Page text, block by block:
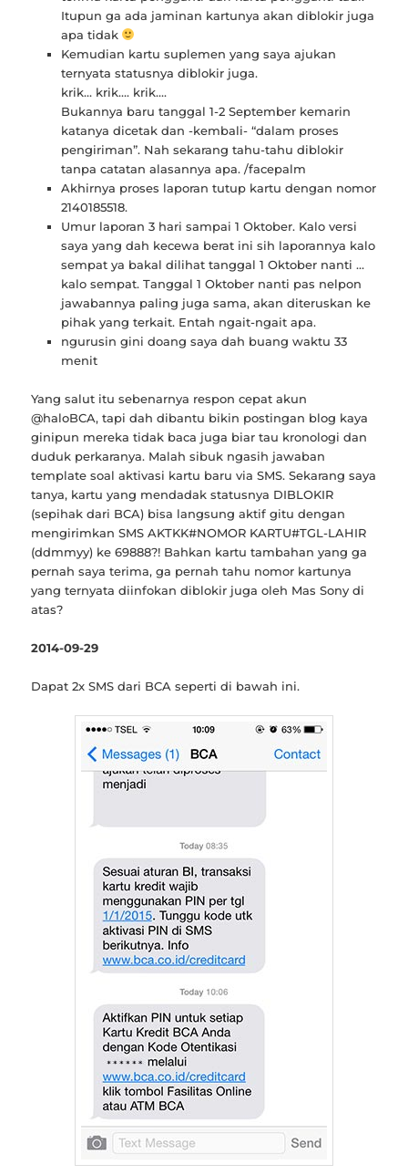
Itupun ga ada jaminan kartunya akan diblokir juga
apa tidak
Kemudian kartu suplemen yang saya ajukan
ternyata statusnya diblokir juga.
krik… krik…. krik….
Bukannya baru tanggal 1-2 September kemarin
katanya dicetak dan -kembali- “dalam proses
pengiriman”. Nah sekarang tahu-tahu diblokir
tanpa catatan alasannya apa. /facepalm
Akhirnya proses laporan tutup kartu dengan nomor
2140185518.
Umur laporan 3 hari sampai 1 Oktober. Kalo versi
saya yang dah kecewa berat ini sih laporannya kalo
sempat ya bakal dilihat tanggal 1 Oktober nanti …
kalo sempat. Tanggal 1 Oktober nanti pas nelpon
jawabannya paling juga sama, akan diteruskan ke
pihak yang terkait. Entah ngait-ngait apa.
ngurusin gini doang saya dah buang waktu 33
menit
Yang salut itu sebenarnya respon cepat akun
@haloBCA, tapi dah dibantu bikin postingan blog kaya
ginipun mereka tidak baca juga biar tau kronologi dan
duduk perkaranya. Malah sibuk ngasih jawaban
template soal aktivasi kartu baru via SMS. Sekarang saya
tanya, kartu yang mendadak statusnya DIBLOKIR
(sepihak dari BCA) bisa langsung aktif gitu dengan
mengirimkan SMS AKTKK#NOMOR KARTU#TGL-LAHIR
(ddmmyy) ke 69888?! Bahkan kartu tambahan yang ga
pernah saya terima, ga pernah tahu nomor kartunya
yang ternyata diinfokan diblokir juga oleh Mas Sony di
atas?
2014-09-29
Dapat 2x SMS dari BCA seperti di bawah ini.